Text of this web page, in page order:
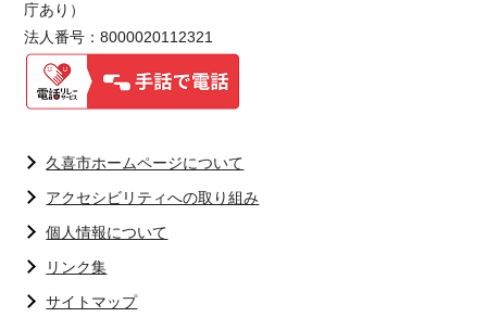
庁あり）
法人番号：8000020112321
久喜市ホームページについて
アクセシビリティへの取り組み
個人情報について
リンク集
サイトマップ